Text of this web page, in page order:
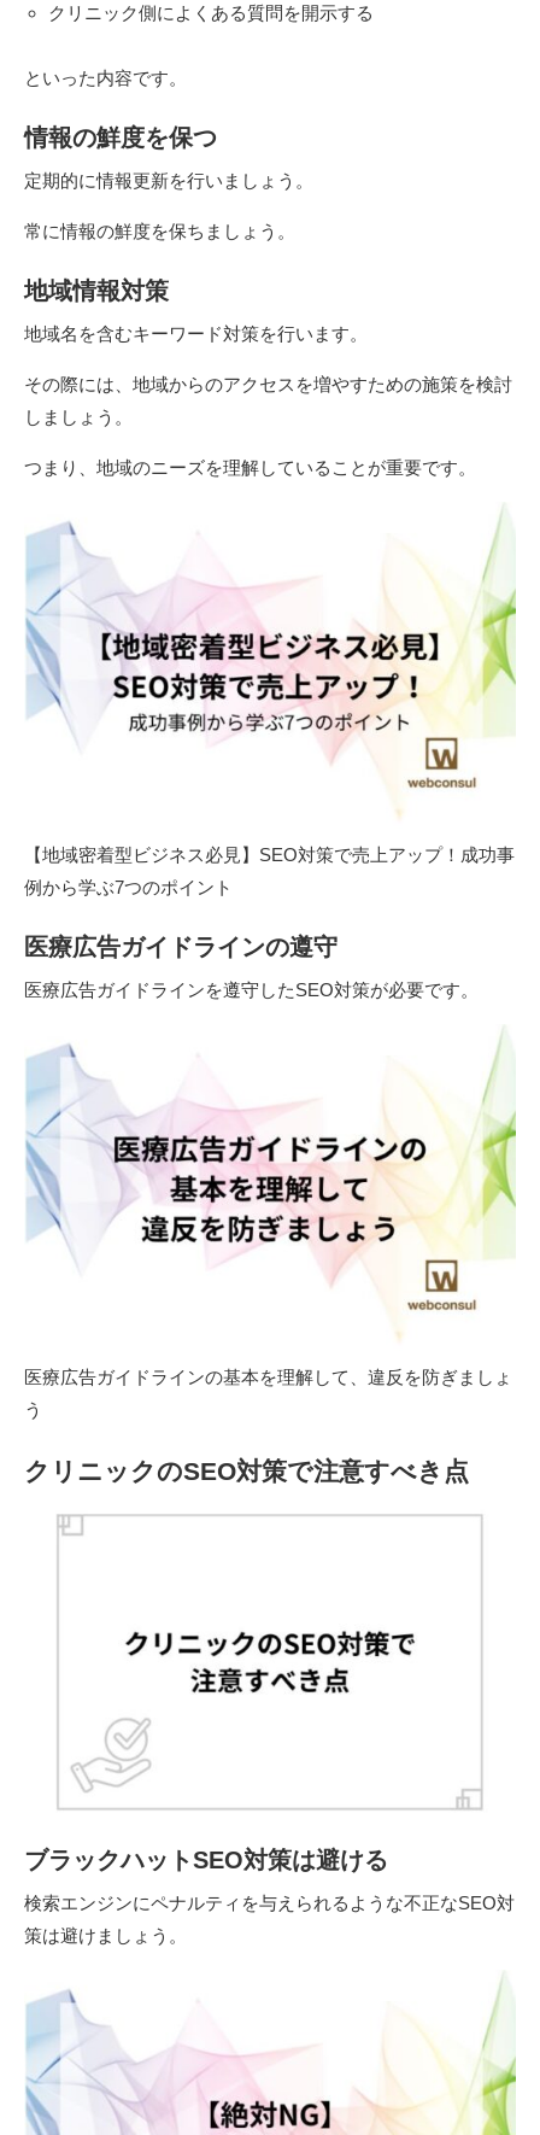
クリニック側によくある質問を開示する
といった内容です。
情報の鮮度を保つ
定期的に情報更新を行いましょう。
常に情報の鮮度を保ちましょう。
地域情報対策
地域名を含むキーワード対策を行います。
その際には、地域からのアクセスを増やすための施策を検討
しましょう。
つまり、地域のニーズを理解していることが重要です。
【地域密着型ビジネス必見】SEO対策で売上アップ！成功事
例から学ぶ7つのポイント
医療広告ガイドラインの遵守
医療広告ガイドラインを遵守したSEO対策が必要です。
医療広告ガイドラインの基本を理解して、違反を防ぎましょ
う
クリニックのSEO対策で注意すべき点
ブラックハットSEO対策は避ける
検索エンジンにペナルティを与えられるような不正なSEO対
策は避けましょう。